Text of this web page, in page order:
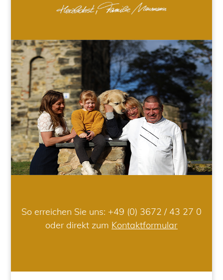
So erreichen Sie uns: +49 (0) 3672 / 43 27 0
oder direkt zum Kontaktformular